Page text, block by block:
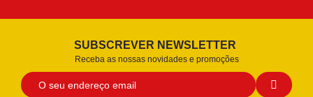
SUBSCREVER NEWSLETTER
Receba as nossas novidades e promoções